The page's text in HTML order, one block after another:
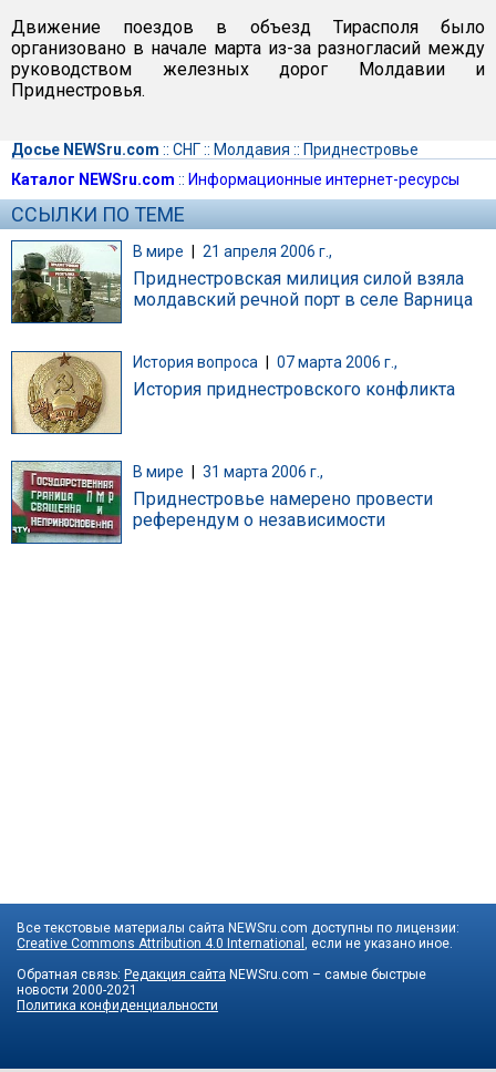
Движение поездов в объезд Тирасполя было
организовано в начале марта из-за разногласий между
руководством железных дорог Молдавии и
Приднестровья.
Досье NEWSru.com :: СНГ:: Молдавия :: Приднестровье
Каталог NEWSru.com :: Информационные интернет-ресурсы
ССЫЛКИ ПО ТЕМЕ
В мире | 21 апреля 2006 г.,
Приднестровская милиция силой взяла
молдавский речной порт в селе Варница
История вопроса 07 марта 2006 г.,
История приднестровского конфликта
В мире 31 марта 2006 г.,
Приднестровье намерено провести
референдум о независимости
Все текстовые материалы сайта NEWSru.com доступны по лицензии:
Creative Commons Attribution 4.0 International , если не указано иное.
Обратная связь: Редакция сайта NEWSru.com – самые быстрые
новости 2000-2021
Политика конфиденциальности